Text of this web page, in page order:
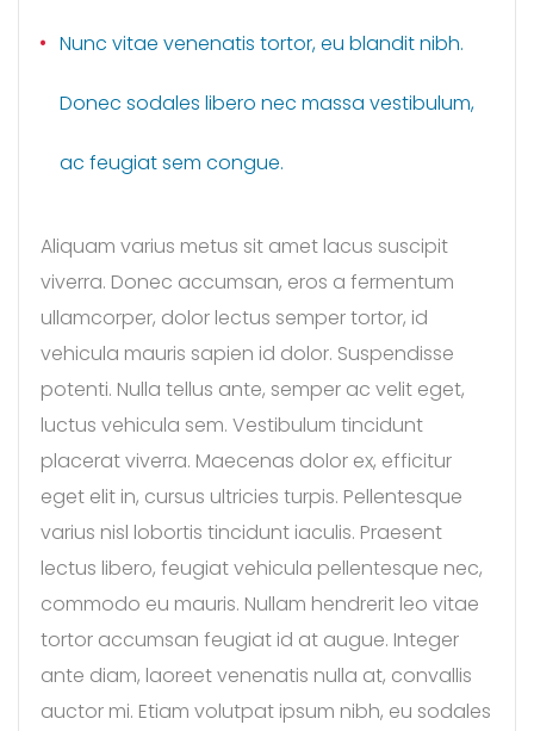
Nunc vitae venenatis tortor, eu blandit nibh.
Donec sodales libero nec massa vestibulum,
ac feugiat sem congue.
Aliquam varius metus sit amet lacus suscipit
viverra. Donec accumsan, eros a fermentum
ullamcorper, dolor lectus semper tortor, id
vehicula mauris sapien id dolor. Suspendisse
potenti. Nulla tellus ante, semper ac velit eget,
luctus vehicula sem. Vestibulum tincidunt
placerat viverra. Maecenas dolor ex, efficitur
eget elit in, cursus ultricies turpis. Pellentesque
varius nisl lobortis tincidunt iaculis. Praesent
lectus libero, feugiat vehicula pellentesque nec,
commodo eu mauris. Nullam hendrerit leo vitae
tortor accumsan feugiat id at augue. Integer
ante diam, laoreet venenatis nulla at, convallis
auctor mi. Etiam volutpat ipsum nibh, eu sodales